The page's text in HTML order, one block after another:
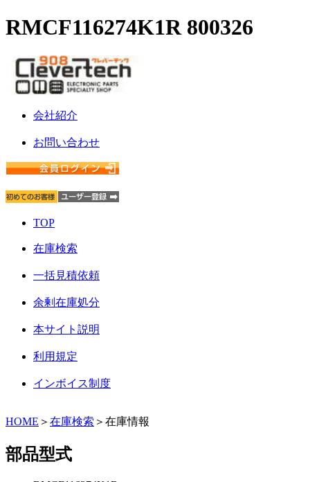
RMCF116274K1R 800326
会社紹介
お問い合わせ
TOP
在庫検索
一括見積依頼
余剰在庫処分
本サイト説明
利用規定
インボイス制度
HOME ＞ 在庫検索 ＞在庫情報
部品型式